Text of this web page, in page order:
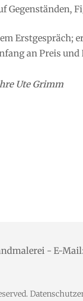
Gegenständen,
Erstgespräch;
an Preis
Ute Grimm
- E-